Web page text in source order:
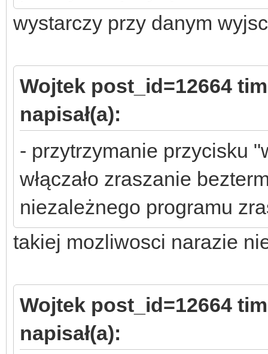
wystarczy przy danym
Wojtek post_id=12664
napisał(a):
- przytrzymanie przycisku
włączało zraszanie
niezależnego programu
takiej mozliwosci narazie
Wojtek post_id=12664
napisał(a):